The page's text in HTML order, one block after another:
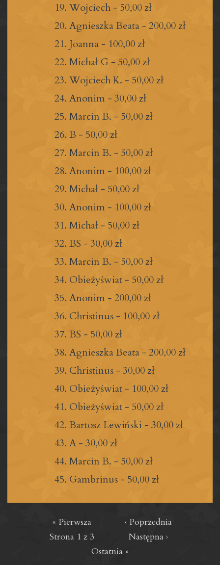
Wojciech - 50,00 zł
Agnieszka Beata - 200,00 zł
Joanna - 100,00 zł
Michał G - 50,00 zł
Wojciech K. - 50,00 zł
Anonim - 30,00 zł
Marcin B. - 50,00 zł
B - 50,00 zł
Marcin B. - 50,00 zł
Anonim - 100,00 zł
Michał - 50,00 zł
Anonim - 100,00 zł
Michał - 50,00 zł
BS - 30,00 zł
Marcin B. - 50,00 zł
Obieżyświat - 50,00 zł
Anonim - 200,00 zł
Christinus - 100,00 zł
BS - 50,00 zł
Agnieszka Beata - 200,00 zł
Christinus - 30,00 zł
Obieżyświat - 100,00 zł
Obieżyświat - 50,00 zł
Bartosz Lewiński - 30,00 zł
A - 30,00 zł
Marcin B. - 50,00 zł
Gambrinus - 50,00 zł
« Pierwsza
‹ Poprzednia
Strona 1 z 3
Następna ›
Ostatnia »